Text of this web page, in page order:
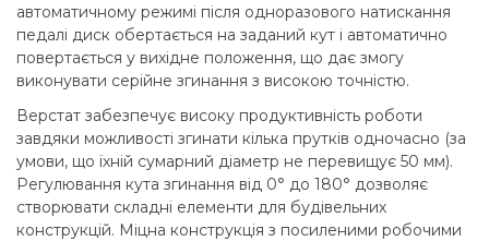
автоматичному режимі після одноразового натискання
педалі диск обертається на заданий кут і автоматично
повертається у вихідне положення, що дає змогу
виконувати серійне згинання з високою точністю.
Верстат забезпечує високу продуктивність роботи
завдяки можливості згинати кілька прутків одночасно (за
умови, що їхній сумарний діаметр не перевищує 50 мм).
Регулювання кута згинання від 0° до 180° дозволяє
створювати складні елементи для будівельних
конструкцій. Міцна конструкція з посиленими робочими